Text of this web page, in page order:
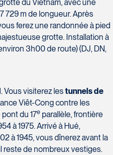
du Vietnam, avec une
729 m de longueur. Après
ferez une randonnée à pied
grotte. Installation à
3h00 de route) (DJ, DN,
Vous visiterez lestunnels de
Viêt-Cong contre les
du 17e parallèle, frontière
à 1975. Arrivé à Hué,
à 1945, vous dînerez avant la
reste de nombreux vestiges.